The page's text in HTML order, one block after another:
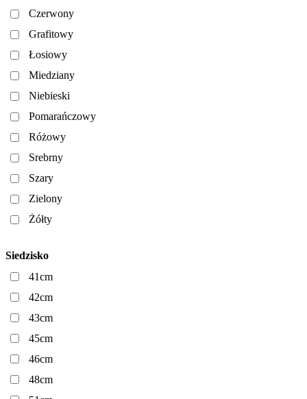
Czerwony
Grafitowy
Łosiowy
Miedziany
Niebieski
Pomarańczowy
Różowy
Srebrny
Szary
Zielony
Żółty
Siedzisko
41cm
42cm
43cm
45cm
46cm
48cm